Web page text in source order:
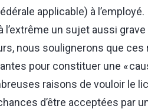
applicable) à l’employé.
l’extrême un sujet aussi
nous soulignerons que
pour constituer une «
raisons de vouloir le
d’être acceptées par